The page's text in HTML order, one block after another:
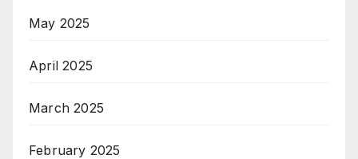
May 2025
April 2025
March 2025
February 2025